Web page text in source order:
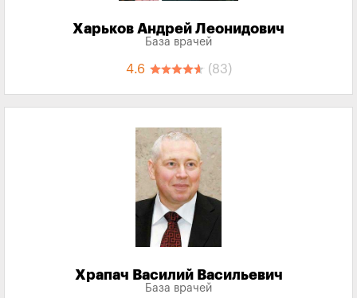
Харьков Андрей Леонидович
База врачей
4.6 (83)
Храпач Василий Васильевич
База врачей